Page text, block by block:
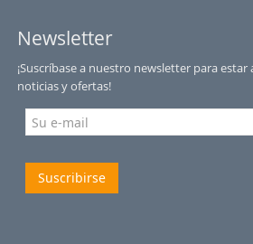
Newsletter
¡Suscríbase a nuestro newsletter para
noticias y ofertas!
Suscribirse